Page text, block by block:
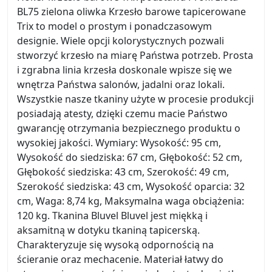
BL75 zielona oliwka Krzesło barowe tapicerowane
Trix to model o prostym i ponadczasowym
designie. Wiele opcji kolorystycznych pozwali
stworzyć krzesło na miarę Państwa potrzeb. Prosta
i zgrabna linia krzesła doskonale wpisze się we
wnętrza Państwa salonów, jadalni oraz lokali.
Wszystkie nasze tkaniny użyte w procesie produkcji
posiadają atesty, dzięki czemu macie Państwo
gwarancję otrzymania bezpiecznego produktu o
wysokiej jakości. Wymiary: Wysokość: 95 cm,
Wysokość do siedziska: 67 cm, Głębokość: 52 cm,
Głębokość siedziska: 43 cm, Szerokość: 49 cm,
Szerokość siedziska: 43 cm, Wysokość oparcia: 32
cm, Waga: 8,74 kg, Maksymalna waga obciążenia:
120 kg. Tkanina Bluvel Bluvel jest miękką i
aksamitną w dotyku tkaniną tapicerską.
Charakteryzuje się wysoką odpornością na
ścieranie oraz mechacenie. Materiał łatwy do